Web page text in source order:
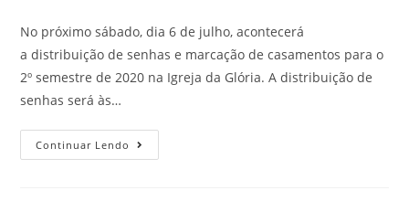
No próximo sábado, dia 6 de julho, acontecerá
a distribuição de senhas e marcação de casamentos para o
2º semestre de 2020 na Igreja da Glória. A distribuição de
senhas será às…
Continuar Lendo